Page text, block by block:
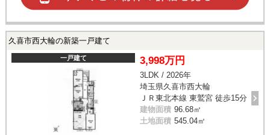
久喜市西大輪の新築一戸建て
一戸建て 3,998万円
3LDK / 2026年
埼玉県久喜市西大輪
ＪＲ東北本線 東鷲宮 徒歩15分
建物面積 96.68㎡
土地面積 545.04㎡